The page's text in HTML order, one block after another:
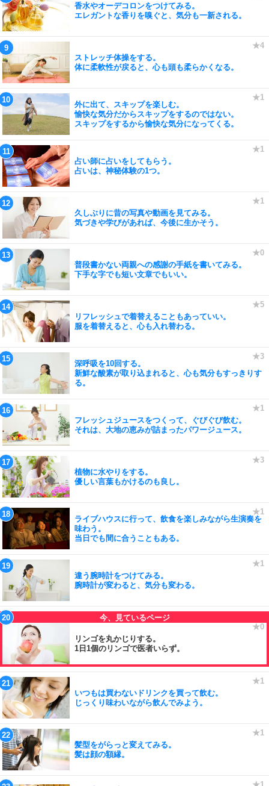
香水やオーデコロンをつけてみる。
エレガントな香りを嗅ぐと、気分も一新される。
ストレッチ体操をする。
体に柔軟性が戻ると、心も頭も柔らかくなる。
外に出て、スキップを楽しむ。
愉快な気分だからスキップをするのではない。
スキップをするから愉快な気分になってくる。
占い師に占いをしてもらう。
占いは、神秘体験の1つ。
久しぶりに昔の写真や動画を見てみる。
気づきや学びがあれば、今後に生かそう。
普段書かない両親への感謝の手紙を書いてみる。
下手な字でも短い文章でもいい。
リフレッシュで着替えることもあっていい。
服を着替えると、心も入れ替わる。
深呼吸を10回する。
新鮮な酸素が取り込まれると、心も気分もすっきりす
る。
フレッシュジュースをつくって、ぐびぐび飲む。
それは、大地の恵みが詰まったパワージュース。
植物に水やりをする。
優しい言葉もかけるのも良し。
ライブハウスに行って、飲食を楽しみながら生演奏を
味わう。
当日でも間に合うこともある。
違う腕時計をつけてみる。
腕時計が変わると、気分も変わる。
リンゴを丸かじりする。
1日1個のリンゴで医者いらず。
いつもは買わないドリンクを買って飲む。
じっくり味わいながら飲んでみよう。
髪型をがらっと変えてみる。
髪は顔の額縁。